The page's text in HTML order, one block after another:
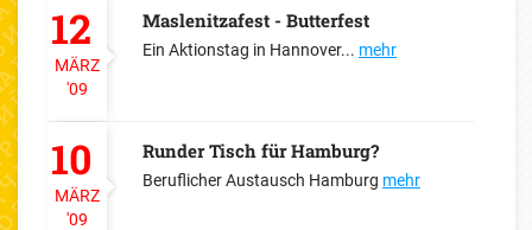
12
MÄRZ
'09
Maslenitzafest - Butterfest
Ein Aktionstag in Hannover... mehr
10
MÄRZ
'09
Runder Tisch für Hamburg?
Beruflicher Austausch Hamburg mehr